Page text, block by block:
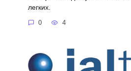
легких.
0 4